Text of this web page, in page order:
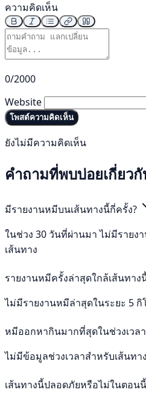
ความคิดเห็น
0/2000
Website
โพสต์ความคิดเห็น
ยังไม่มีความคิดเห็น
คำถามที่พบบ่อยเกี่ยว
มีรายงานหมีบนเส้นทางนี้กี่ครั้ง?
ในช่วง 30 วันที่ผ่านมา ไม่มีรายง
เส้นทาง
รายงานหมีครั้งล่าสุดใกล้เส้นทา
ไม่มีรายงานหมีล่าสุดในระยะ 5 กิ
หมีออกหากินมากที่สุดในช่วงเวล
ไม่มีข้อมูลช่วงเวลาสำหรับเส้นทา
เส้นทางนี้ปลอดภัยหรือไม่ในตอน